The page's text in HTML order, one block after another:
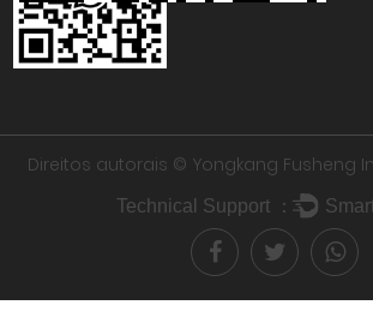
Direitos autorais © Yongkang Fusheng
Technical Support ：